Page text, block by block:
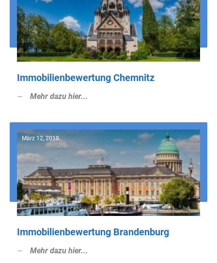
Immobilienbewertung Chemnitz
Mehr dazu hier...
März 12, 2019
Immobilienbewertung Brandenburg
Mehr dazu hier...